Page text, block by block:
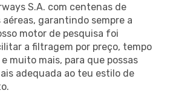
S.A. com centenas de
garantindo sempre a
motor de pesquisa foi
a filtragem por preço, tempo
muito mais, para que possas
adequada ao teu estilo de